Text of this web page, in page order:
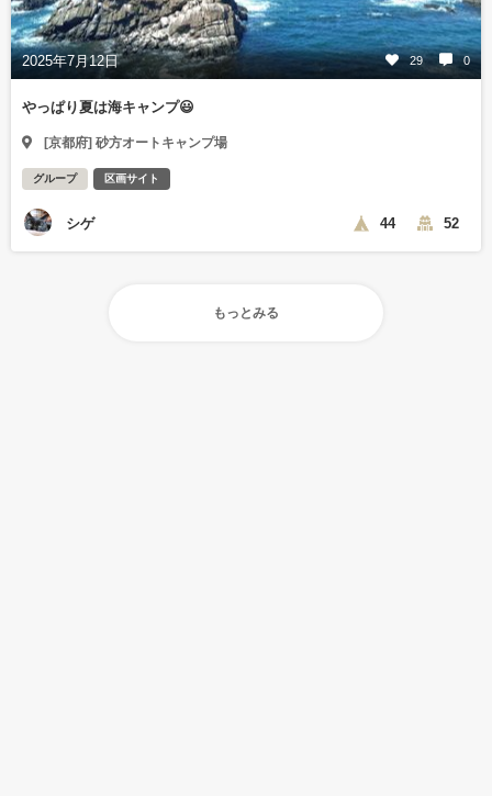
2025年7月12日 29 0
やっぱり夏は海キャンプ😃
[京都府] 砂方オートキャンプ場
グループ 区画サイト
シゲ 44 52
もっとみる